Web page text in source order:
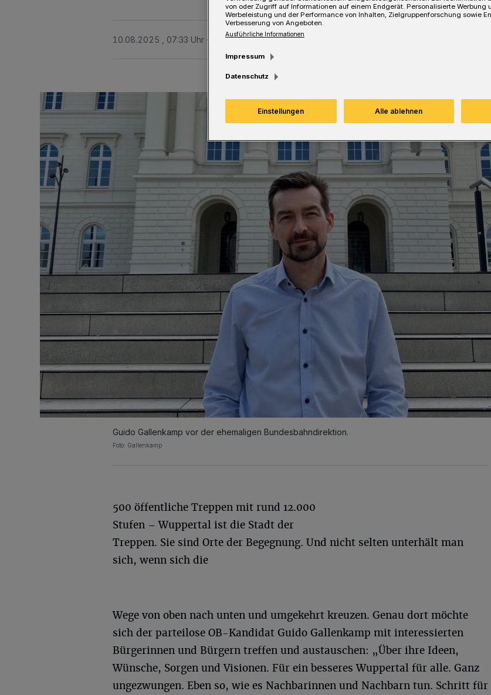
10.08.2025 , 07:33 Uhr Eine Minute Lesezeit
Guido Gallenkamp vor der ehemaligen Bundesbahndirektion.
Foto: Gallenkamp
500 öffentliche Treppen mit rund 12.000
Stufen – Wuppertal ist die Stadt der
Treppen. Sie sind Orte der Begegnung. Und nicht selten unterhält man
sich, wenn sich die
Wege von oben nach unten und umgekehrt kreuzen. Genau dort möchte
sich der parteilose OB-Kandidat Guido Gallenkamp mit interessierten
Bürgerinnen und Bürgern treffen und austauschen: „Über ihre Ideen,
Wünsche, Sorgen und Visionen. Für ein besseres Wuppertal für alle. Ganz
ungezwungen. Eben so, wie es Nachbarinnen und Nachbarn tun. Schritt für
von oder Zugriff auf Informationen auf einem Endgerät. Personalisierte Werbung
Werbeleistung und der Performance von Inhalten, Zielgruppenforschung sowie
Verbesserung von Angeboten.
Ausführliche Informationen
Impressum
Datenschutz
Einstellungen Alle ablehnen